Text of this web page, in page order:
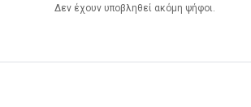
Δεν έχουν υποβληθεί ακόμη ψήφοι.